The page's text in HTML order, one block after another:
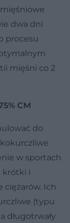
dwa dni
procesu
mięśni co 2
CM
do
w sportach
krótki i
ciężarów. Ich
(typu
długotrwały